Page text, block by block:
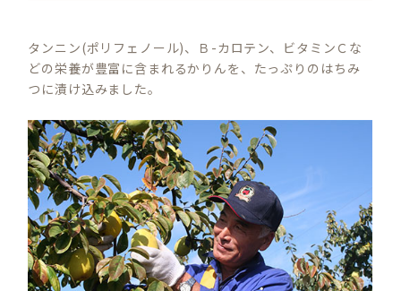
タンニン(ポリフェノール)、Ｂ-カロテン、ビタミンＣな
どの栄養が豊富に含まれるかりんを、たっぷりのはちみ
つに漬け込みました。